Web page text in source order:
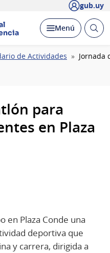
gub.uy
Desplegar
Menú Abrir
de Actividades Jornada
para
en Plaza
en Plaza Conde una
deportiva que
y carrera, dirigida a